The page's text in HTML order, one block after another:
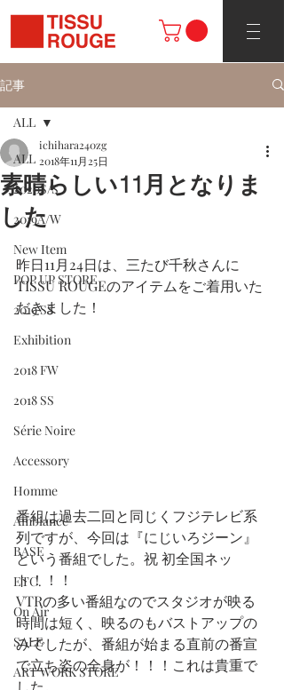
記事
ALL
2020S/S
2019A/W
New Item
POP UP STORE
2019 SS
Exhibition
2018 FW
2018 SS
Série Noire
Accessory
Homme
Ambiance
BASE
ETC.
On Air
SALE
ART WORK STORE
ALL
素晴らしい11月となりま
した
ichihara240zg
2018年11月25日
昨日11月24日は、三たび千秋さんに
TISSU ROUGEのアイテムをご着用いた
だきました！
番組は過去二回と同じくフジテレビ系
列ですが、今回は『にじいろジーン』
という番組でした。祝 初全国ネッ
ト！！！
VTRの多い番組なのでスタジオが映る
時間は短く、映るのもバストアップの
みでしたが、番組が始まる直前の番宣
で立ち姿の全身が！！！これは貴重で
した。